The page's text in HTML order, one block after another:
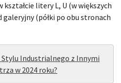
kształcie litery L, U (w większych
galeryjny (półki po obu stronach
Stylu Industrialnego z Innymi
w 2024 roku?